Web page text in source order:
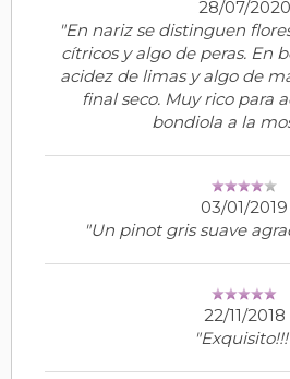
28/07/2020
"En nariz se distinguen
cítricos y algo de peras. En
acidez de limas y algo de
final seco. Muy rico para
bondiola a la
03/01/2019
"Un pinot gris suave
22/11/2018